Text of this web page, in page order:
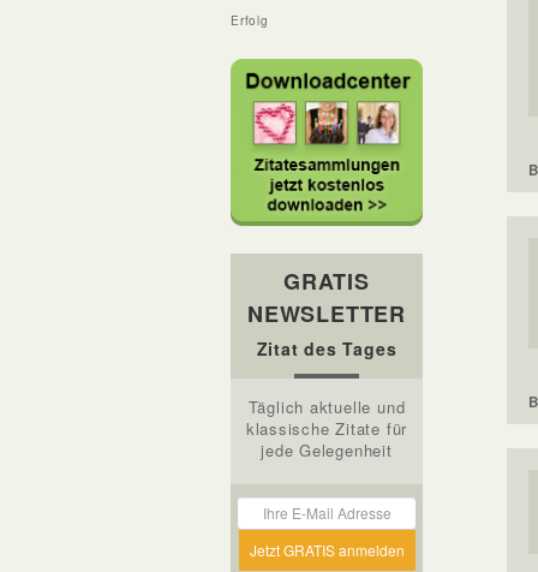
Erfolg
GRATIS
NEWSLETTER
Zitat des Tages
Täglich aktuelle und
klassische Zitate für
jede Gelegenheit